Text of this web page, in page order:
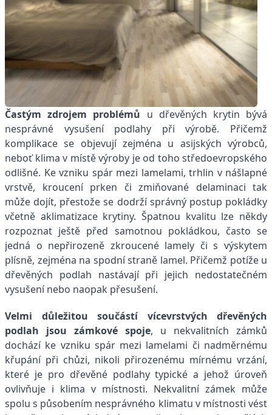
Častým zdrojem problémů u dřevěných krytin bývá
nesprávné vysušení podlahy při výrobě. Přičemž
komplikace se objevují zejména u asijských výrobců,
neboť klima v místě výroby je od toho středoevropského
odlišné. Ke vzniku spár mezi lamelami, trhlin v nášlapné
vrstvě, kroucení prken či zmiňované delaminaci tak
může dojít, přestože se dodrží správný postup pokládky
včetně aklimatizace krytiny. Špatnou kvalitu lze někdy
rozpoznat ještě před samotnou pokládkou, často se
jedná o nepřirozeně zkroucené lamely či s výskytem
plísně, zejména na spodní straně lamel. Přičemž potíže u
dřevěných podlah nastávají při jejich nedostatečném
vysušení nebo naopak přesušení.
Velmi důležitou součástí vícevrstvých dřevěných
podlah jsou zámkové spoje, u nekvalitních zámků
dochází ke vzniku spár mezi lamelami či nadměrnému
křupání při chůzi, nikoli přirozenému mírnému vrzání,
které je pro dřevěné podlahy typické a jehož úroveň
ovlivňuje i klima v místnosti. Nekvalitní zámek může
spolu s působením nesprávného klimatu v místnosti vést